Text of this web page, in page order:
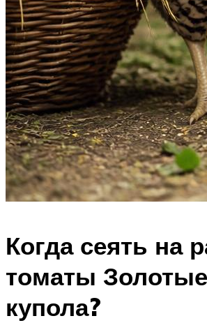
Когда сеять на
томаты Золотые
купола?